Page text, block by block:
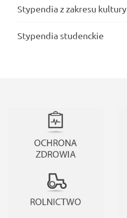
Stypendia z zakresu kultury
Stypendia studenckie